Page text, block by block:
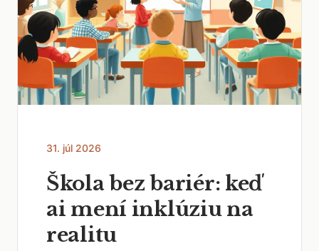
31. júl 2026
Škola bez bariér: keď
ai mení inklúziu na
realitu